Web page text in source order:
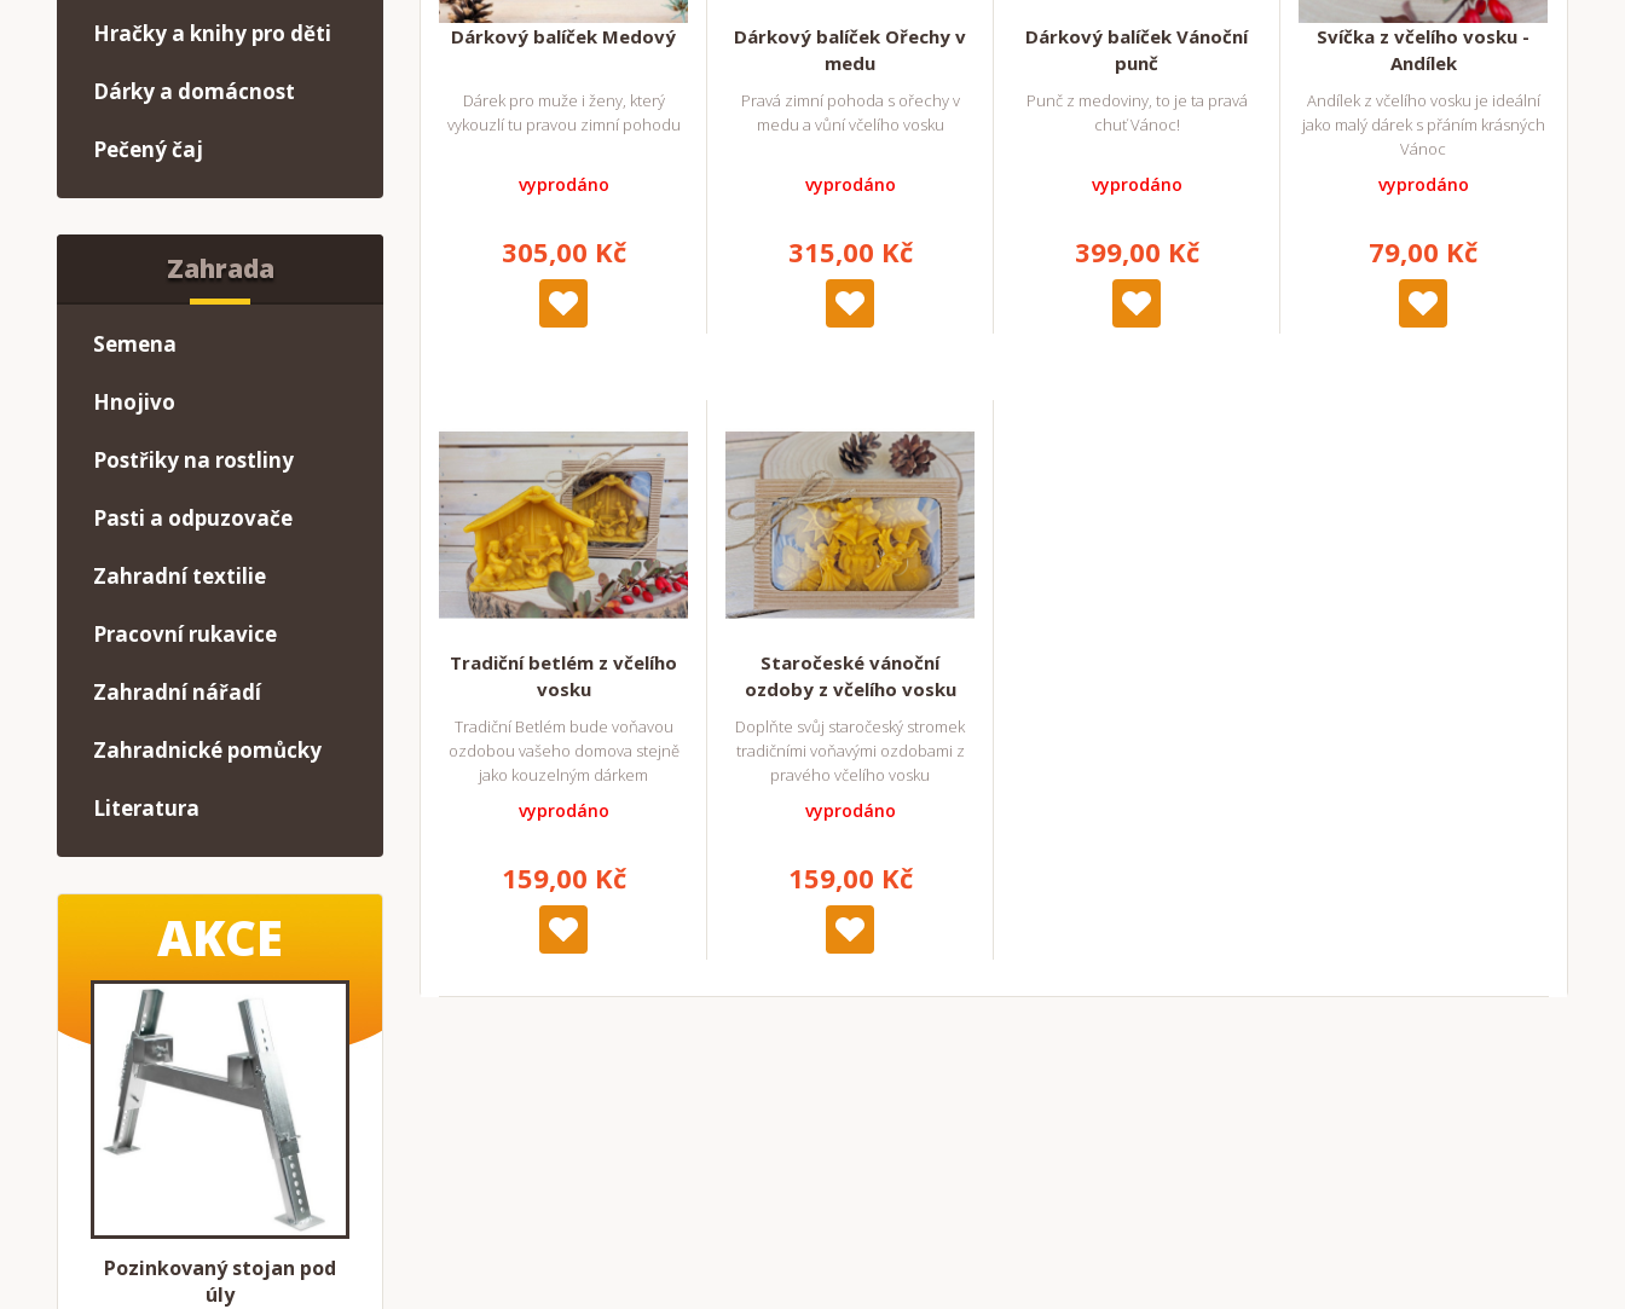
Dárkový balíček Medový
Dárek pro muže i ženy, který
vykouzlí tu pravou zimní pohodu
vyprodáno
305,00 Kč
Dárkový balíček Ořechy v
medu
Pravá zimní pohoda s ořechy v
medu a vůní včelího vosku
vyprodáno
315,00 Kč
Dárkový balíček Vánoční
punč
Punč z medoviny, to je ta pravá
chuť Vánoc!
vyprodáno
399,00 Kč
Svíčka z včelího vosku -
Andílek
Andílek z včelího vosku je ideální
jako malý dárek s přáním krásných
Vánoc
vyprodáno
79,00 Kč
Tradiční betlém z včelího
vosku
Tradiční Betlém bude voňavou
ozdobou vašeho domova stejně
jako kouzelným dárkem
vyprodáno
159,00 Kč
Staročeské vánoční
ozdoby z včelího vosku
Doplňte svůj staročeský stromek
tradičními voňavými ozdobami z
pravého včelího vosku
vyprodáno
159,00 Kč
Hračky a knihy pro děti
Dárky a domácnost
Pečený čaj
Zahrada
Semena
Hnojivo
Postřiky na rostliny
Pasti a odpuzovače
Zahradní textilie
Pracovní rukavice
Zahradní nářadí
Zahradnické pomůcky
Literatura
AKCE
Pozinkovaný stojan pod
úly